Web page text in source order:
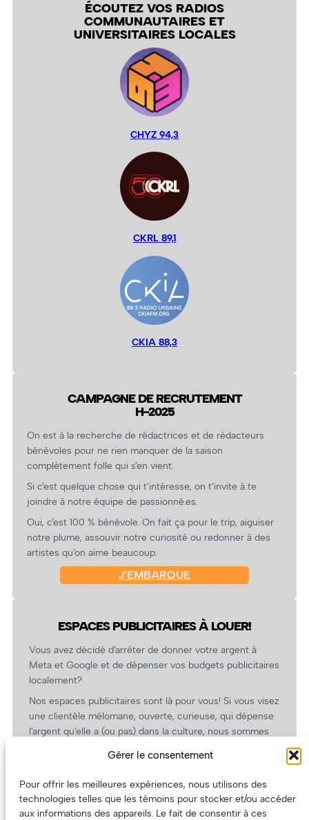
Gérer le consentement
Pour offrir les meilleures expériences, nous utilisons des
technologies telles que les témoins pour stocker et/ou accéder
aux informations des appareils. Le fait de consentir à ces
ÉCOUTEZ VOS RADIOS
COMMUNAUTAIRES ET
UNIVERSITAIRES LOCALES
CHYZ 94,3
CKRL 89,1
CKIA 88,3
CAMPAGNE DE RECRUTEMENT
H-2025
On est à la recherche de rédactrices et de rédacteurs
bénévoles pour ne rien manquer de la saison
complètement folle qui s’en vient.
Si c’est quelque chose qui t’intéresse, on t’invite à te
joindre à notre équipe de passionné.es.
Oui, c’est 100 % bénévole. On fait ça pour le trip, aiguiser
notre plume, assouvir notre curiosité ou redonner à des
artistes qu’on aime beaucoup.
J’EMBARQUE
ESPACES PUBLICITAIRES À LOUER!
Vous avez décidé d’arrêter de donner votre argent à
Meta et Google et de dépenser vos budgets publicitaires
localement?
Nos espaces publicitaires sont là pour vous! Si vous visez
une clientèle mélomane, ouverte, curieuse, qui dépense
l’argent qu’elle a (ou pas) dans la culture, nous sommes
revient.
(Oui, on va avoir des tarifs spéciaux pour vous, les